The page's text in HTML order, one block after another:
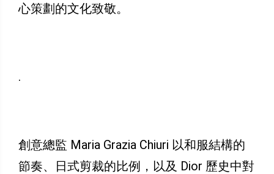
心策劃的文化致敬。
.
創意總監 Maria Grazia Chiuri 以和服結構的
節奏、日式剪裁的比例，以及 Dior 歷史中對